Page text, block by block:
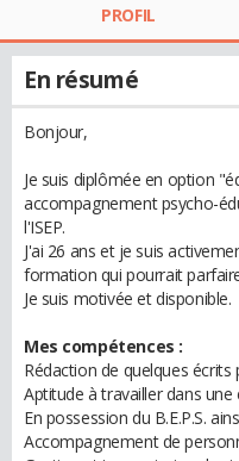
PROFIL
En résumé
Bonjour,
Je suis diplômée en option
accompagnement psycho-
l'ISEP.
J'ai 26 ans et je suis
formation qui pourrait
Je suis motivée et disponible.
Mes compétences :
Rédaction de quelques écrits
Aptitude à travailler dans une
En possession du B.E.P.S.
Accompagnement de